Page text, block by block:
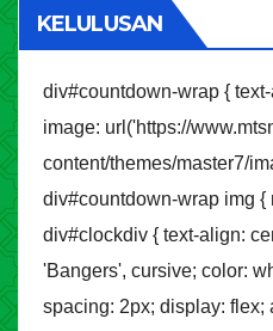
KELULUSAN
div#countdown-wrap {
image: url('https://
content/themes/master7/
div#countdown-wrap img {
div#clockdiv { text-align:
'Bangers', cursive; color:
spacing: 2px; display: flex;